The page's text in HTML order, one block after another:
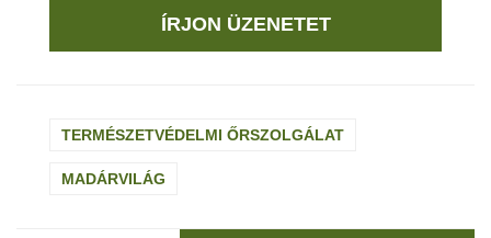
ÍRJON ÜZENETET
TERMÉSZETVÉDELMI ŐRSZOLGÁLAT
MADÁRVILÁG